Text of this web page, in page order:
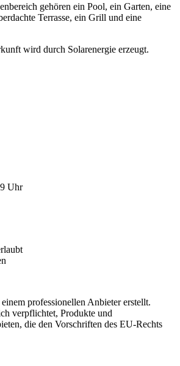
gehören ein Pool, ein Garten, eine
Terrasse, ein Grill und eine
wird durch Solarenergie erzeugt.
Uhr
professionellen Anbieter erstellt.
verpflichtet, Produkte und
die den Vorschriften des EU-Rechts